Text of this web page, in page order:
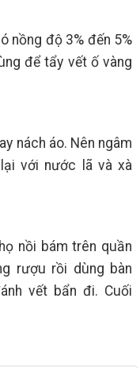
nồng độ 3% đến 5%
để tẩy vết ố vàng
nách áo. Nên ngâm
với nước lã và xà
nồi bám trên quần
rượu rồi dùng bàn
vết bẩn đi. Cuối